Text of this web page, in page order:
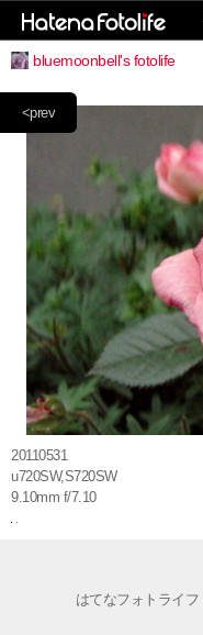
bluemoonbell's fotolife
<prev
20110531
u720SW,S720SW
9.10mm f/7.10
はてなフォトライフ